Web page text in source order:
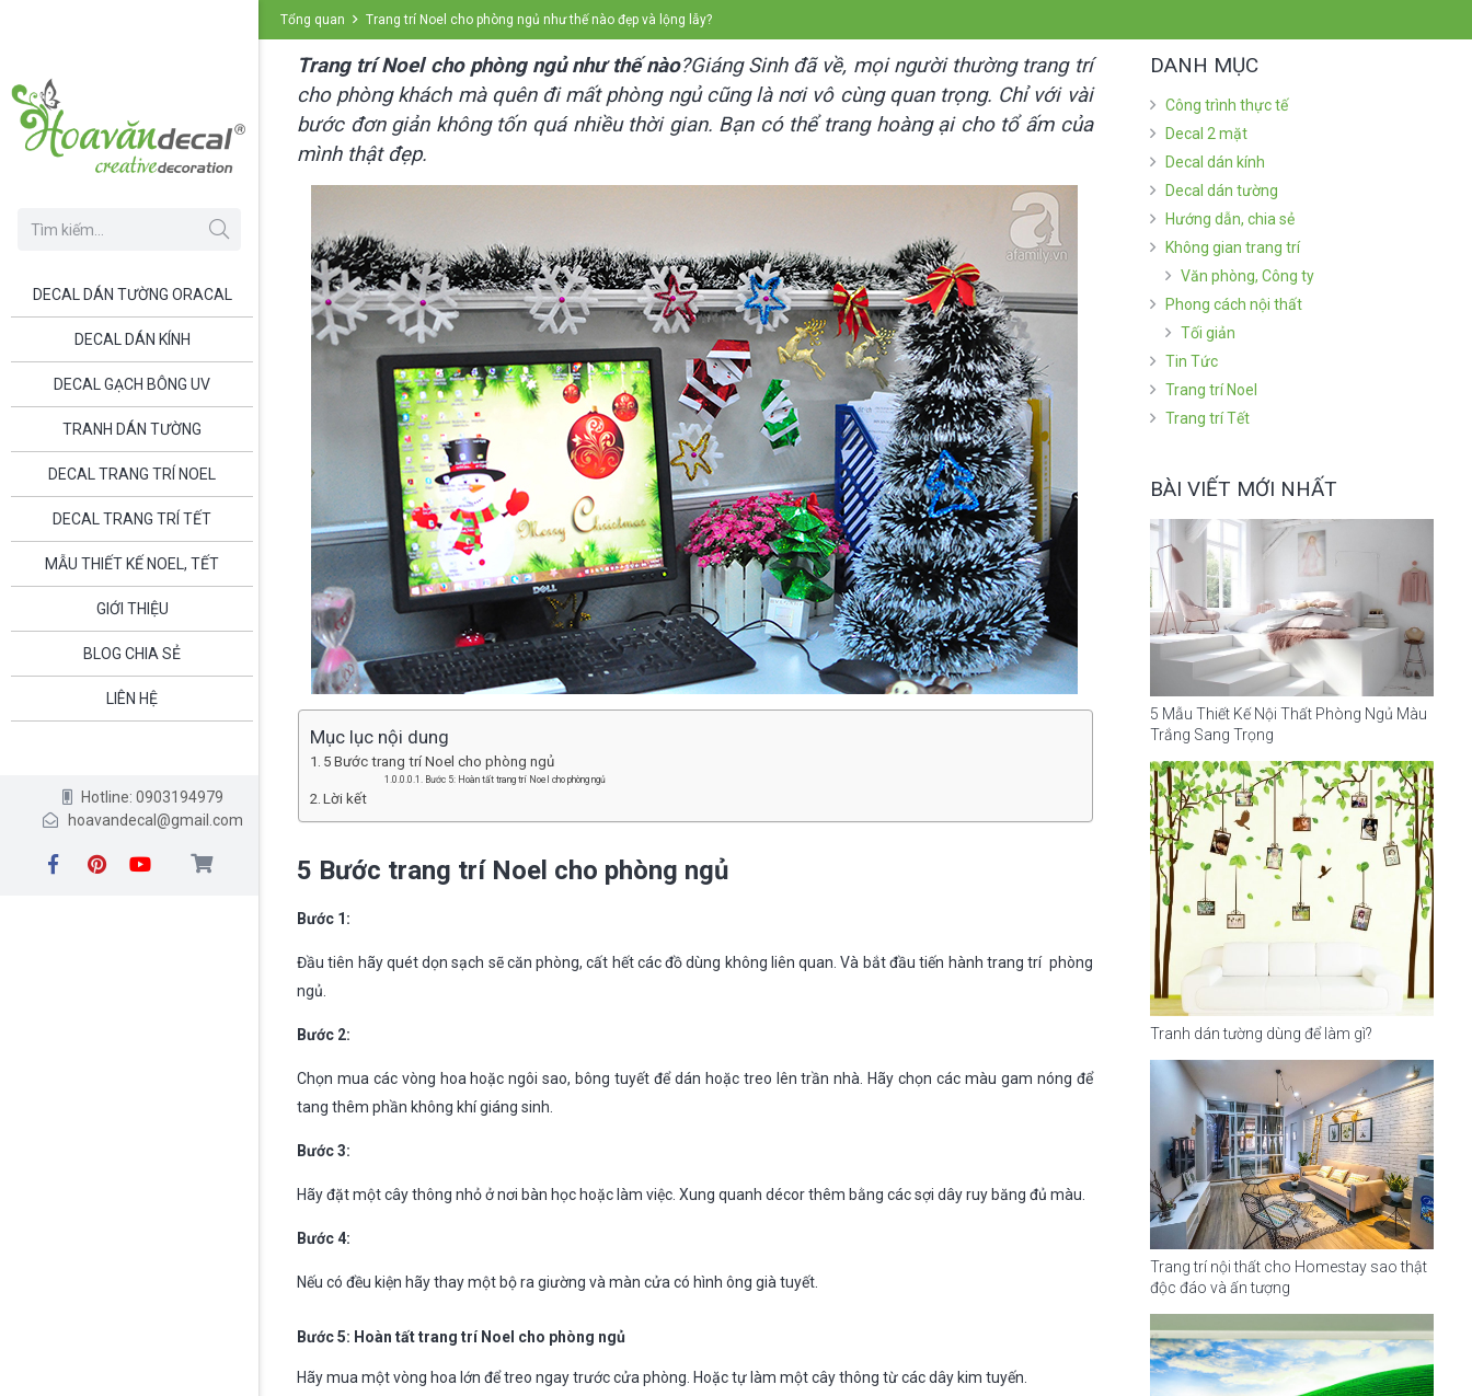
DECAL DÁN TƯỜNG ORACAL
DECAL DÁN KÍNH
DECAL GẠCH BÔNG UV
TRANH DÁN TƯỜNG
DECAL TRANG TRÍ NOEL
DECAL TRANG TRÍ TẾT
MẪU THIẾT KẾ NOEL, TẾT
GIỚI THIỆU
BLOG CHIA SẺ
LIÊN HỆ
Hotline: 0903194979
hoavandecal@gmail.com
Tổng quan Trang trí Noel cho phòng ngủ như thế nào đẹp và lộng lẫy?
Trang trí Noel cho phòng ngủ như thế nào?Giáng Sinh đã về, mọi người thường trang trí
cho phòng khách mà quên đi mất phòng ngủ cũng là nơi vô cùng quan trọng. Chỉ với vài
bước đơn giản không tốn quá nhiều thời gian. Bạn có thể trang hoàng ại cho tổ ấm của
mình thật đẹp.
Mục lục nội dung
5 Bước trang trí Noel cho phòng ngủ
Bước 5: Hoàn tất trang trí Noel cho phòng ngủ
Lời kết
5 Bước trang trí Noel cho phòng ngủ
Bước 1:
Đầu tiên hãy quét dọn sạch sẽ căn phòng, cất hết các đồ dùng không liên quan. Và bắt đầu tiến hành trang trí phòng
ngủ.
Bước 2:
Chọn mua các vòng hoa hoặc ngôi sao, bông tuyết để dán hoặc treo lên trần nhà. Hãy chọn các màu gam nóng để
tang thêm phần không khí giáng sinh.
Bước 3:
Hãy đặt một cây thông nhỏ ở nơi bàn học hoặc làm việc. Xung quanh décor thêm bằng các sợi dây ruy băng đủ màu.
Bước 4:
Nếu có đều kiện hãy thay một bộ ra giường và màn cửa có hình ông già tuyết.
Bước 5: Hoàn tất trang trí Noel cho phòng ngủ
Hãy mua một vòng hoa lớn để treo ngay trước cửa phòng. Hoặc tự làm một cây thông từ các dây kim tuyến.
DANH MỤC
Công trình thực tế
Decal 2 mặt
Decal dán kính
Decal dán tường
Hướng dẫn, chia sẻ
Không gian trang trí
Văn phòng, Công ty
Phong cách nội thất
Tối giản
Tin Tức
Trang trí Noel
Trang trí Tết
BÀI VIẾT MỚI NHẤT
5 Mẫu Thiết Kế Nội Thất Phòng Ngủ Màu
Trắng Sang Trọng
Tranh dán tường dùng để làm gì?
Trang trí nội thất cho Homestay sao thật
độc đáo và ấn tượng